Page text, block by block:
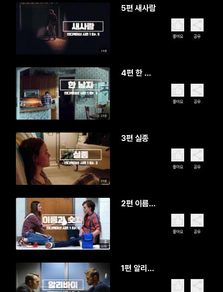
28분
5편 새사람
좋아요 공유
28분
4편 한 남
좋아요 공유
24분
3편 실종
좋아요 공유
27분
2편 이름과
좋아요 공유
1편 알리바